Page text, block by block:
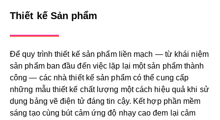
Thiết kế Sản phẩm
Để quy trình thiết kế sản phẩm liền mạch — từ khái niệm
sản phẩm ban đầu đến việc lặp lại một sản phẩm thành
công — các nhà thiết kế sản phẩm có thể cung cấp
những mẫu thiết kế chất lượng một cách hiệu quả khi sử
dụng bảng vẽ điện tử đáng tin cậy. Kết hợp phần mềm
sáng tạo cùng bút cảm ứng độ nhạy cao đem lại cảm